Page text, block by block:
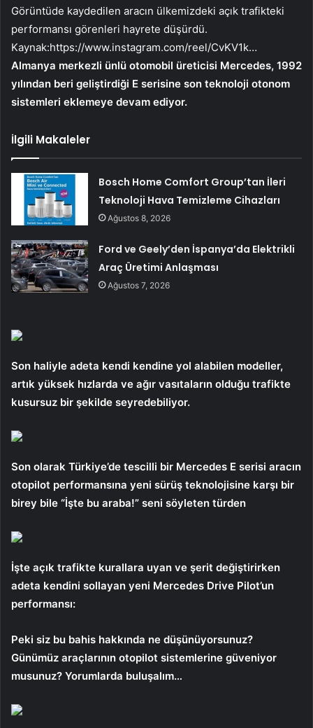
Görüntüde kaydedilen aracın ülkemizdeki açık trafikteki
performansı görenleri hayrete düşürdü.
Kaynak:https://www.instagram.com/reel/CvKV1k…
Almanya merkezli ünlü otomobil üreticisi Mercedes, 1992
yılından beri geliştirdiği E serisine son teknoloji otonom
sistemleri eklemeye devam ediyor.
İlgili Makaleler
Bosch Home Comfort Group’tan İleri
Teknoloji Hava Temizleme Cihazları
Ağustos 8, 2026
Ford ve Geely’den İspanya’da Elektrikli
Araç Üretimi Anlaşması
Ağustos 7, 2026
Son haliyle adeta kendi kendine yol alabilen modeller,
artık yüksek hızlarda ve ağır vasıtaların olduğu trafikte
kusursuz bir şekilde seyredebiliyor.
Son olarak Türkiye’de tescilli bir Mercedes E serisi aracın
otopilot performansına yeni sürüş teknolojisine karşı bir
birey bile “İşte bu araba!” seni söyleten türden
İşte açık trafikte kurallara uyan ve şerit değiştirirken
adeta kendini sollayan yeni Mercedes Drive Pilot’un
performansı:
Peki siz bu bahis hakkında ne düşünüyorsunuz?
Günümüz araçlarının otopilot sistemlerine güveniyor
musunuz? Yorumlarda buluşalım…